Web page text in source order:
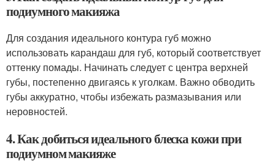
подиумного макияжа
Для создания идеального контура губ можно
использовать карандаш для губ, который соответствует
оттенку помады. Начинать следует с центра верхней
губы, постепенно двигаясь к уголкам. Важно обводить
губы аккуратно, чтобы избежать размазывания или
неровностей.
4. Как добиться идеального блеска кожи при
подиумном макияже